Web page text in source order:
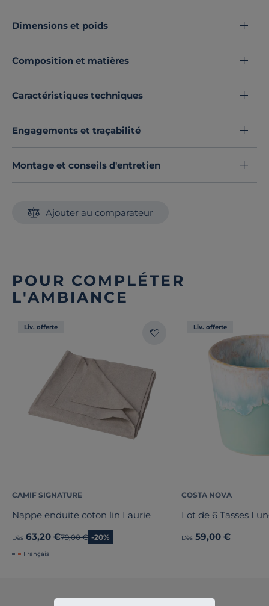
protection contre les UV et une meilleure étanchéité.
Cet ensemble permet d'accueillir jusqu'à 6 convives.
Dimensions et poids
Composition et matières
Caractéristiques techniques
Engagements et traçabilité
Montage et conseils d'entretien
Ajouter au comparateur
POUR COMPLÉTER
L'AMBIANCE
Liv. offerte
CAMIF SIGNATURE
Nappe enduite coton lin Laurie
Dès 63,20 €Ancien prix
79,00 € -20%
Français
Liv. offerte
COSTA NOVA
Lot de 6 Tasses
Dès 59,00 €